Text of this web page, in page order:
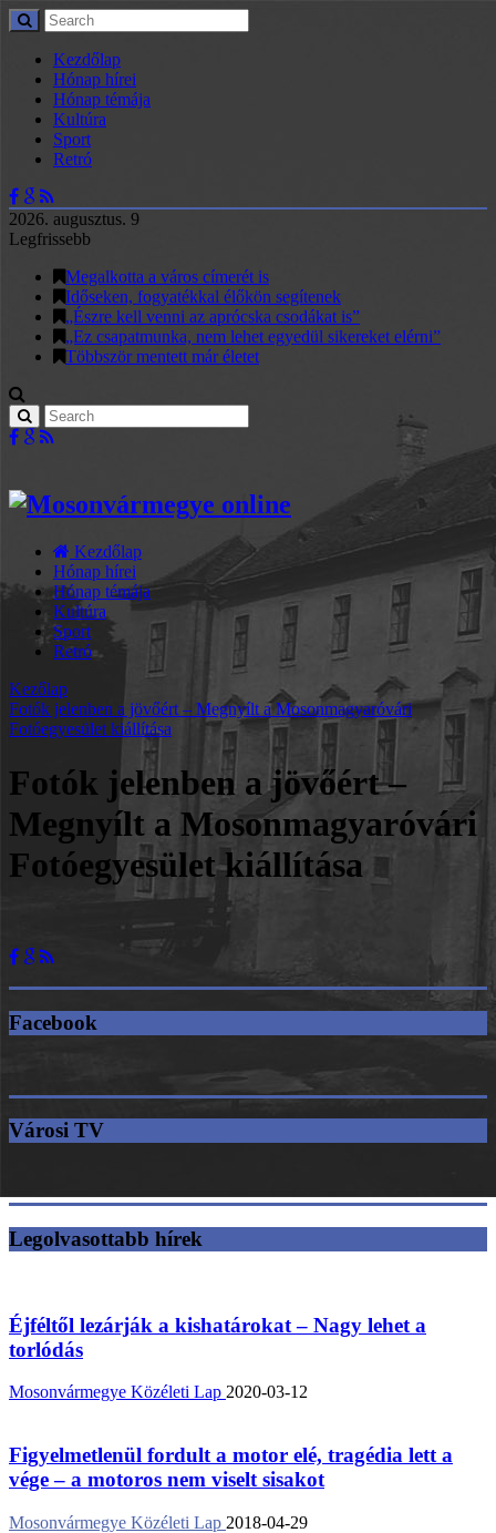
Kezdőlap
Hónap hírei
Hónap témája
Kultúra
Sport
Retró
2026. augusztus. 9
Legfrissebb
Megalkotta a város címerét is
Időseken, fogyatékkal élőkön segítenek
„Észre kell venni az aprócska csodákat is”
„Ez csapatmunka, nem lehet egyedül sikereket elérni”
Többször mentett már életet
Kezdőlap
Hónap hírei
Hónap témája
Kultúra
Sport
Retró
Kezőlap
Fotók jelenben a jövőért – Megnyílt a Mosonmagyaróvári
Fotóegyesület kiállítása
Fotók jelenben a jövőért –
Megnyílt a Mosonmagyaróvári
Fotóegyesület kiállítása
Facebook
Városi TV
Legolvasottabb hírek
Éjféltől lezárják a kishatárokat – Nagy lehet a
torlódás
Mosonvármegye Közéleti Lap 2020-03-12
Figyelmetlenül fordult a motor elé, tragédia lett a
vége – a motoros nem viselt sisakot
Mosonvármegye Közéleti Lap 2018-04-29